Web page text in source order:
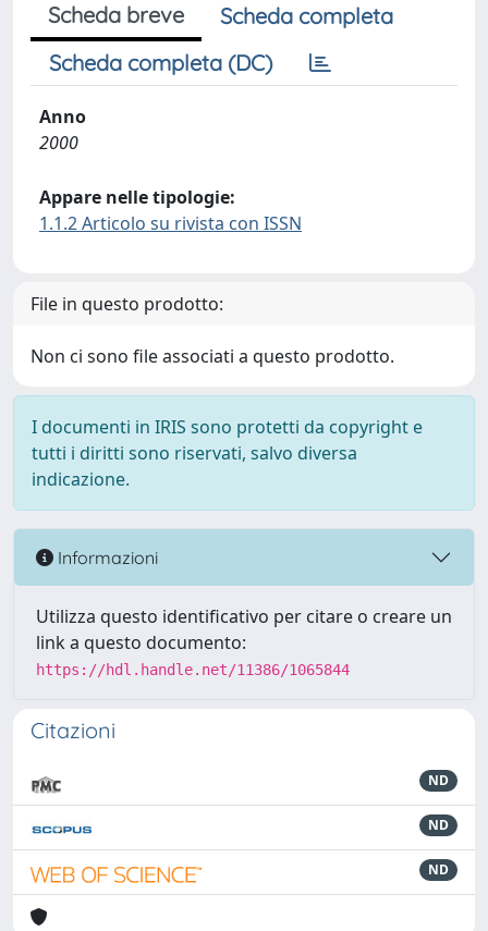
Scheda breve
Scheda completa
Scheda completa (DC)
Anno
2000
Appare nelle tipologie:
1.1.2 Articolo su rivista con ISSN
File in questo prodotto:
Non ci sono file associati a questo prodotto.
I documenti in IRIS sono protetti da copyright e
tutti i diritti sono riservati, salvo diversa
indicazione.
Informazioni
Utilizza questo identificativo per citare o creare un
link a questo documento:
https://hdl.handle.net/11386/1065844
Citazioni
ND
ND
ND